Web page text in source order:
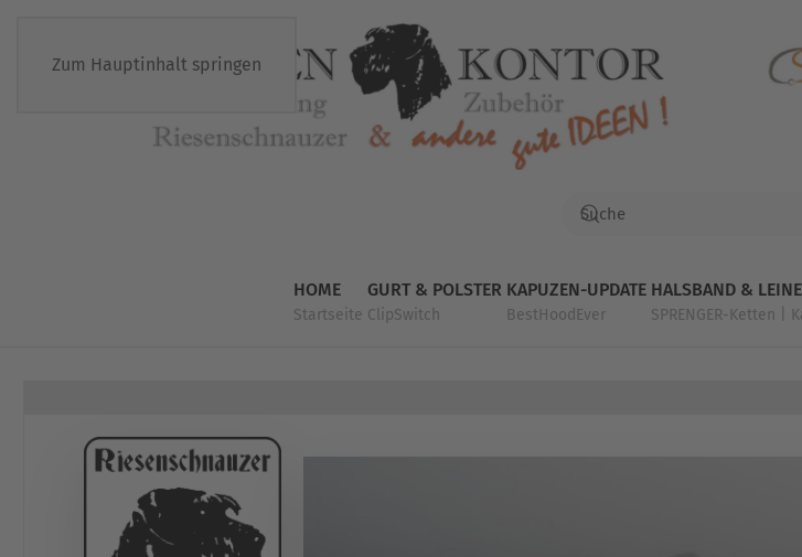
Zum Hauptinhalt springen
HOME
Startseite
GURT & POLSTER
ClipSwitch
KAPUZEN-UPDATE
BestHoodEver
HALSBAND & LEINE
SPRENGER-Ketten |